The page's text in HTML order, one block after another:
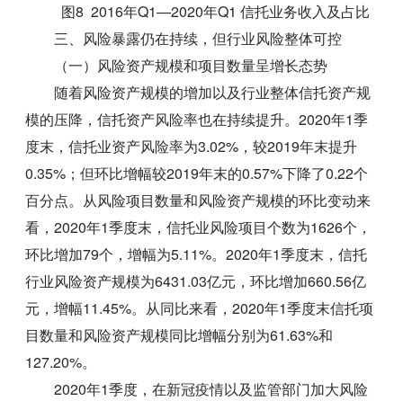
图8 2016年Q1—2020年Q1 信托业务收入及占比
三、风险暴露仍在持续，但行业风险整体可控
（一）风险资产规模和项目数量呈增长态势
随着风险资产规模的增加以及行业整体信托资产规
模的压降，信托资产风险率也在持续提升。2020年1季
度末，信托业资产风险率为3.02%，较2019年末提升
0.35%；但环比增幅较2019年末的0.57%下降了0.22个
百分点。从风险项目数量和风险资产规模的环比变动来
看，2020年1季度末，信托业风险项目个数为1626个，
环比增加79个，增幅为5.11%。2020年1季度末，信托
行业风险资产规模为6431.03亿元，环比增加660.56亿
元，增幅11.45%。从同比来看，2020年1季度末信托项
目数量和风险资产规模同比增幅分别为61.63%和
127.20%。
2020年1季度，在新冠疫情以及监管部门加大风险